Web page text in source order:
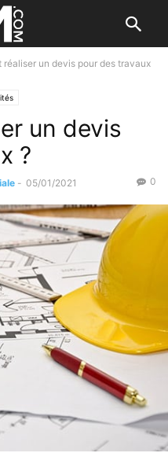
réaliser un devis pour des travaux
un devis
?
- 05/01/2021 0